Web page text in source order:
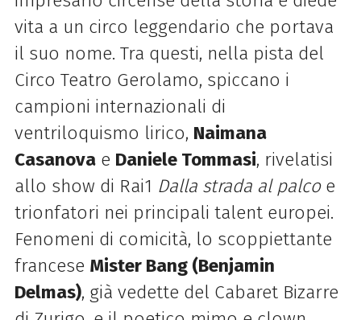
vita a un circo leggendario che portava
il suo nome. Tra questi, nella pista del
Circo Teatro Gerolamo, spiccano i
campioni internazionali di
ventriloquismo lirico, Naimana
Casanovae Daniele Tommasi, rivelatisi
allo show di Rai1 Dalla strada al palcoe
trionfatori nei principali talent europei.
Fenomeni di comicità, lo scoppiettante
francese Mister Bang (Benjamin
Delmas), già vedette del Cabaret Bizarre